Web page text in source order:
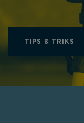
TIPS & TRIKS